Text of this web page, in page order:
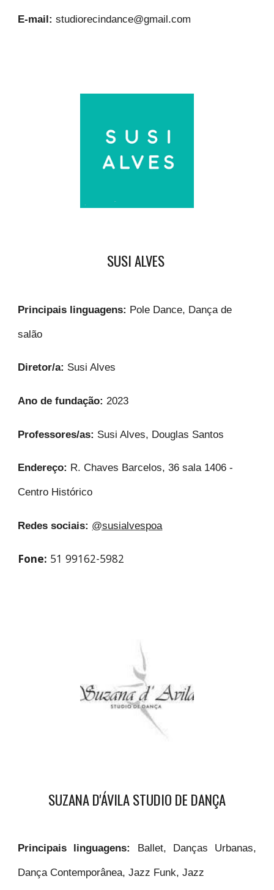
E-mail:studiorecindance@gmail.com
SUSI ALVES
Principais linguagens: Pole Dance, Dança de
salão
Diretor/a: Susi Alves
Ano de fundação: 2023
Professores/as: Susi Alves, Douglas Santos
Endereço: R. Chaves Barcelos, 36 sala 1406 -
Centro Histórico
Redes sociais: @susialvespoa
Fone: 51 99162-5982
SUZANA D'ÁVILA STUDIO DE DANÇA
Principais linguagens: Ballet, Danças Urbanas,
Dança Contemporânea, Jazz Funk, Jazz